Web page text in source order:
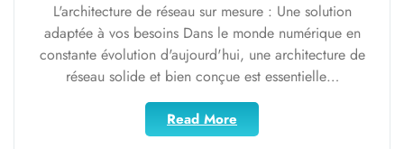
L'architecture de réseau sur mesure : Une solution
adaptée à vos besoins Dans le monde numérique en
constante évolution d'aujourd'hui, une architecture de
réseau solide et bien conçue est essentielle…
Read More
votre